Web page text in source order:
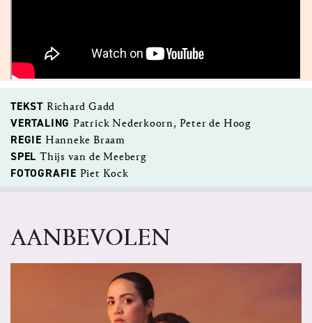
TEKST Richard Gadd
VERTALING Patrick Nederkoorn, Peter de Hoog
REGIE Hanneke Braam
SPEL Thijs van de Meeberg
FOTOGRAFIE Piet Kock
AANBEVOLEN